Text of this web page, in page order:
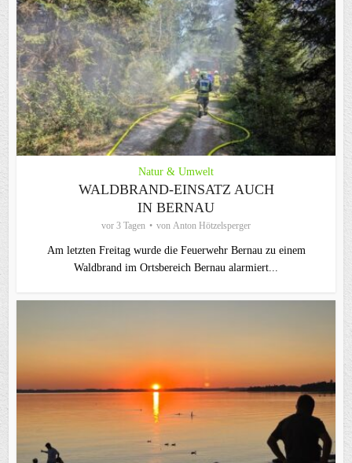
Natur & Umwelt
WALDBRAND-EINSATZ AUCH
IN BERNAU
vor 3 Tagen von Anton Hötzelsperger
Am letzten Freitag wurde die Feuerwehr Bernau zu einem
Waldbrand im Ortsbereich Bernau alarmiert...